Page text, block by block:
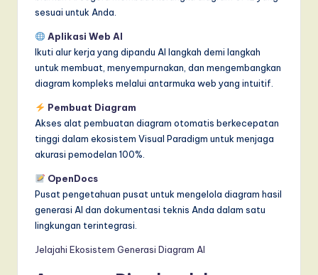
sesuai untuk Anda.
Aplikasi Web AI
Ikuti alur kerja yang dipandu AI langkah demi langkah
untuk membuat, menyempurnakan, dan mengembangkan
diagram kompleks melalui antarmuka web yang intuitif.
Pembuat Diagram
Akses alat pembuatan diagram otomatis berkecepatan
tinggi dalam ekosistem Visual Paradigm untuk menjaga
akurasi pemodelan 100%.
OpenDocs
Pusat pengetahuan pusat untuk mengelola diagram hasil
generasi AI dan dokumentasi teknis Anda dalam satu
lingkungan terintegrasi.
Jelajahi Ekosistem Generasi Diagram AI